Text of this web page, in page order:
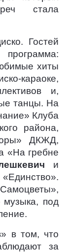
стала
Гостей
хиты
караоке,
и,
танцы. На
Клуба
района,
ДКЖД,
«На гребне
и
под
в том, что
за